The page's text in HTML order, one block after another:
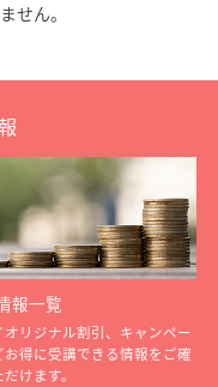
せん。
報一覧
オリジナル割引、キャンペー
お得に受講できる情報をご確
けます。